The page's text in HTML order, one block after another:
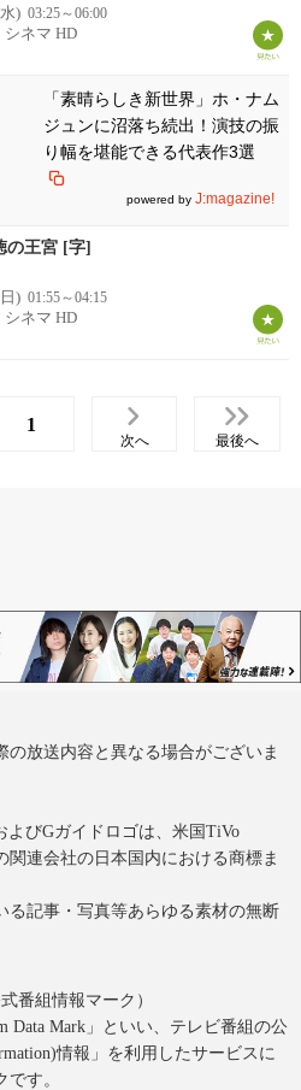
) 03:25～06:00
シネマ HD
「素晴らしき新世界」ホ・ナム
ジュンに沼落ち続出！演技の振
り幅を堪能できる代表作3選
powered by J:magazine!
の王宮 [字]
) 01:55～04:15
シネマ HD
1
次へ 最後へ
放送内容と異なる場合がございま
よびGガイドロゴは、米国TiVo
関連会社の日本国内における商標ま
る記事・写真等あらゆる素材の無断
番組情報マーク）
Data Mark」といい、テレビ番組の公
情報」を利用したサービスに
す。